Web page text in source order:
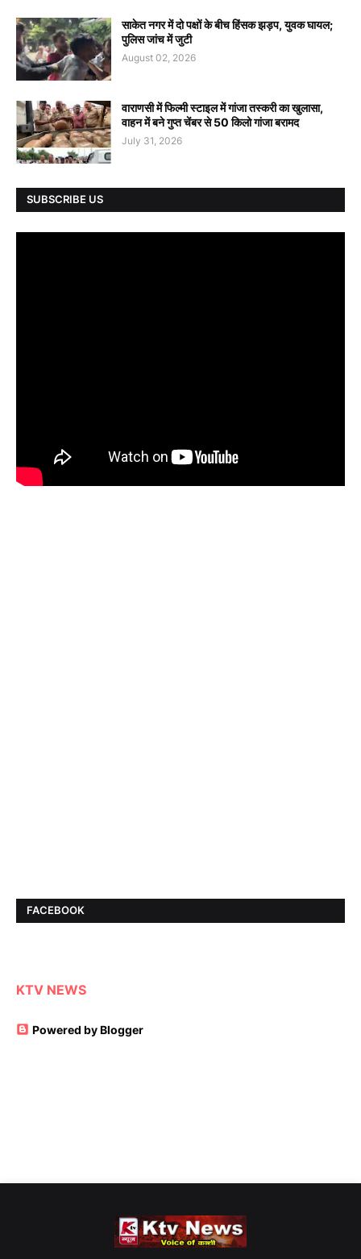
साकेत नगर में दो पक्षों के बीच हिंसक झड़प, युवक घायल;
पुलिस जांच में जुटी
August 02, 2026
वाराणसी में फिल्मी स्टाइल में गांजा तस्करी का खुलासा,
वाहन में बने गुप्त चेंबर से 50 किलो गांजा बरामद
July 31, 2026
SUBSCRIBE US
FACEBOOK
KTV NEWS
Powered by Blogger